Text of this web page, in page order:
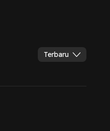
Terbaru